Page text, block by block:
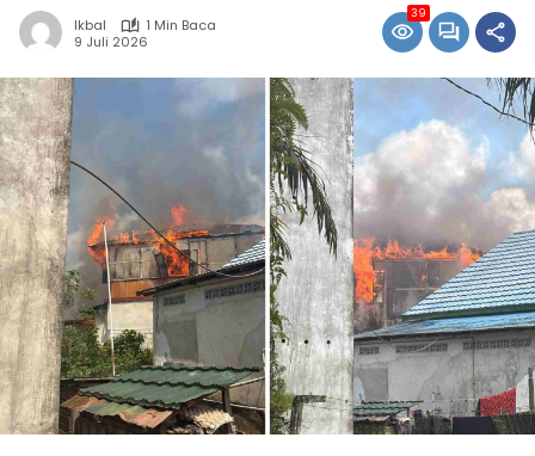
Ikbal
1 Min Baca
9 Juli 2026
39